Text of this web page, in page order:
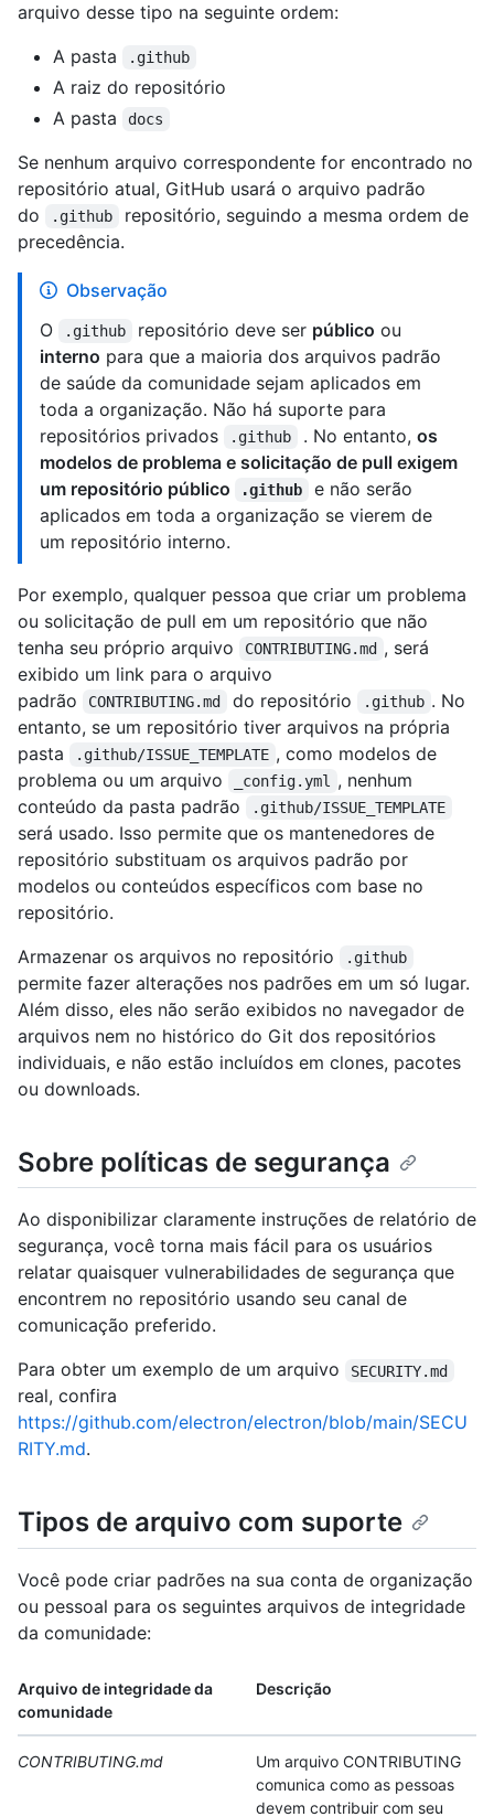
arquivo desse tipo na seguinte ordem:
A pasta
.github
A raiz do repositório
A pasta
docs
Se nenhum arquivo correspondente for encontrado no
repositório atual, GitHub usará o arquivo padrão
do
.github
repositório, seguindo a mesma ordem de
precedência.
Observação
O
.github repositório deve ser público ou
interno para que a maioria dos arquivos padrão
de saúde da comunidade sejam aplicados em
toda a organização. Não há suporte para
repositórios privados
.github . No entanto, os
modelos de problema e solicitação de pull exigem
um repositório público
.github
e não serão
aplicados em toda a organização se vierem de
um repositório interno.
Por exemplo, qualquer pessoa que criar um problema
ou solicitação de pull em um repositório que não
tenha seu próprio arquivo
CONTRIBUTING.md , será
exibido um link para o arquivo
padrão
CONTRIBUTING.md do repositório .github . No
entanto, se um repositório tiver arquivos na própria
pasta
.github/ISSUE_TEMPLATE , como modelos de
problema ou um arquivo
_config.yml
, nenhum
conteúdo da pasta padrão
.github/ISSUE_TEMPLATE
será usado. Isso permite que os mantenedores de
repositório substituam os arquivos padrão por
modelos ou conteúdos específicos com base no
repositório.
Armazenar os arquivos no repositório
.github
permite fazer alterações nos padrões em um só lugar.
Além disso, eles não serão exibidos no navegador de
arquivos nem no histórico do Git dos repositórios
individuais, e não estão incluídos em clones, pacotes
ou downloads.
Sobre políticas de segurança
Ao disponibilizar claramente instruções de relatório de
segurança, você torna mais fácil para os usuários
relatar quaisquer vulnerabilidades de segurança que
encontrem no repositório usando seu canal de
comunicação preferido.
Para obter um exemplo de um arquivo
SECURITY.md
real, confira
https://github.com/electron/electron/blob/main/SECU
RITY.md.
Tipos de arquivo com suporte
Você pode criar padrões na sua conta de organização
ou pessoal para os seguintes arquivos de integridade
da comunidade:
Arquivo de integridade da
comunidade
Descrição
CONTRIBUTING.md
Um arquivo CONTRIBUTING
comunica como as pessoas
devem contribuir com seu